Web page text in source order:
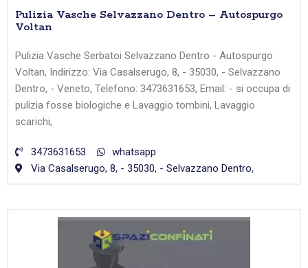
Pulizia Vasche Selvazzano Dentro – Autospurgo
Voltan
Pulizia Vasche Serbatoi Selvazzano Dentro - Autospurgo
Voltan, Indirizzo: Via Casalserugo, 8, - 35030, - Selvazzano
Dentro, - Veneto, Telefono: 3473631653, Email: - si occupa di
pulizia fosse biologiche e Lavaggio tombini, Lavaggio
scarichi,
3473631653
whatsapp
Via Casalserugo, 8, - 35030, - Selvazzano Dentro,